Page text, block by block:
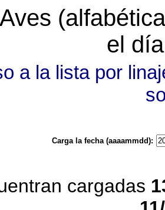
el
a la lista por
Carga la fecha (aaaammdd):
cargadas